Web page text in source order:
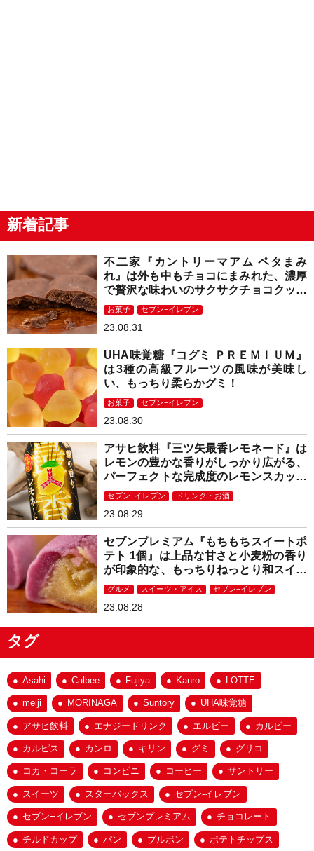
新着記事
不二家『カントリーマアム ペタまみ
れ』は外も中もチョコにまみれた、濃厚
で贅沢な味わいのサクサクチョコクッキ
ー！
お菓子 セブン−イレブン
23.08.31
UHA味覚糖『コグミ ＰＲＥＭＩＵＭ』
は3種の高級フルーツの風味が美味し
い、もっちり柔らかグミ！
お菓子 セブン−イレブン
23.08.30
アサヒ飲料『三ツ矢最香レモネード』は
レモンの豊かな香りがしっかり広がる、
パーフェクトな完成度のレモンスカッシ
ュ！
セブン−イレブン ドリンク・お酒
23.08.29
セブンプレミアム『もちもちスイートポ
テト 1個』は上品な甘さと小麦粉の香り
が印象的な、もっちりねっとり和スイー
ツ！
グルメ スイーツ・アイス セブン−イレブン
23.08.28
タグ
Asahi Calbee Fujiya Kanro LOTTE
meiji MORINAGA Suntory UHA味覚糖
アサヒ飲料 エナジードリンク エルビー カルビー
カルピス カンロ キリン グミ グリコ
コカ・コーラ コンビニ コーヒー サントリー
スイーツ スターバックス セブン-イレブン
セブン−イレブン セブンプレミアム チョコレート
チルドカップ パン ブルボン ポテトチップス